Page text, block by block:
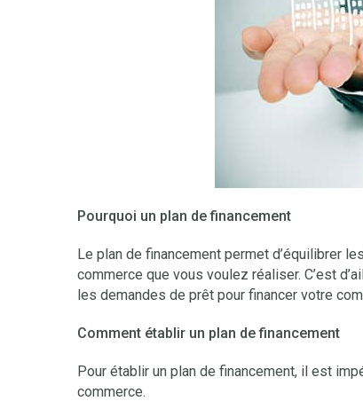
Pourquoi un plan de financement
Le plan de financement permet d’équilibrer
commerce que vous voulez réaliser. C’est
les demandes de prêt pour financer votre
Comment établir un plan de financement
Pour établir un plan de financement, il est
commerce.